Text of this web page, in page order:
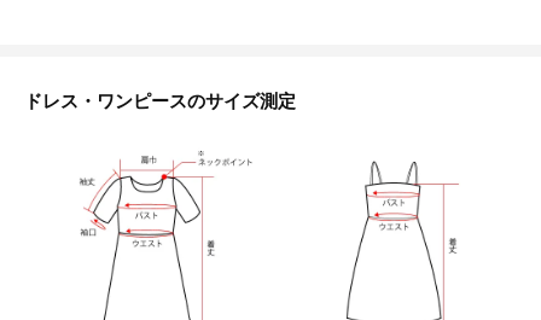
ドレス・ワンピースのサイズ測定